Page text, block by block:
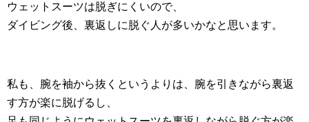
ウェットスーツは脱ぎにくいので、
ダイビング後、裏返しに脱ぐ人が多いかなと思います。
私も、腕を袖から抜くというよりは、腕を引きながら裏返
す方が楽に脱げるし、